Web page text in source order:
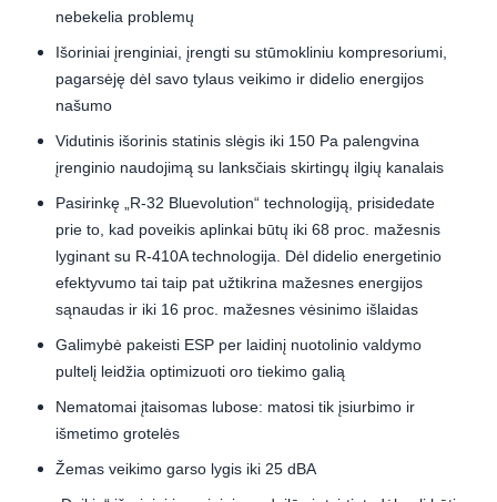
nebekelia problemų
Išoriniai įrenginiai, įrengti su stūmokliniu kompresoriumi,
pagarsėję dėl savo tylaus veikimo ir didelio energijos
našumo
Vidutinis išorinis statinis slėgis iki 150 Pa palengvina
įrenginio naudojimą su lanksčiais skirtingų ilgių kanalais
Pasirinkę „R-32 Bluevolution“ technologiją, prisidedate
prie to, kad poveikis aplinkai būtų iki 68 proc. mažesnis
lyginant su R-410A technologija. Dėl didelio energetinio
efektyvumo tai taip pat užtikrina mažesnes energijos
sąnaudas ir iki 16 proc. mažesnes vėsinimo išlaidas
Galimybė pakeisti ESP per laidinį nuotolinio valdymo
pultelį leidžia optimizuoti oro tiekimo galią
Nematomai įtaisomas lubose: matosi tik įsiurbimo ir
išmetimo grotelės
Žemas veikimo garso lygis iki 25 dBA